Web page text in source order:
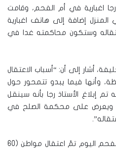
اغبارية في أم الفحم، وقامت
إضافة إلى هاتف اغبارية
وستكون محاكمته غدا في
أشار إلى أن: “أسباب الاعتقال
وأنها فيما يبدو تتمحور حول
تم إبلاغ الأستاذ رجا بأنه سينقل
ويعرض على محكمة الصلح في
خلال نشاطات للشرطة في أم الفحم اليوم تمّ اعتقال مواطن (60